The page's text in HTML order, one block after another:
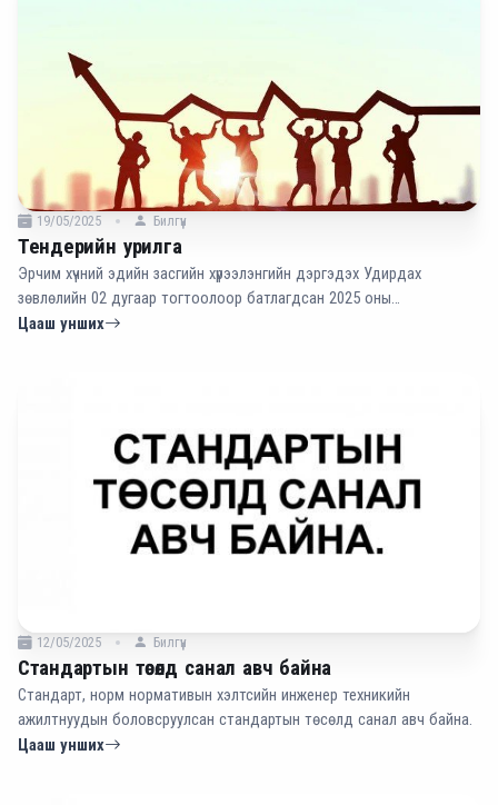
19/05/2025 Билгүүн
Тендерийн урилга
Эрчим хүчний эдийн засгийн хүрээлэнгийн дэргэдэх Удирдах
зөвлөлийн 02 дугаар тогтоолоор батлагдсан 2025 оны
төлөвлөгөөний дагуу Маягт-1-д заасан стандартын баримт
Цааш унших
12/05/2025 Билгүүн
Стандартын төсөлд санал авч байна
Стандарт, норм нормативын хэлтсийн инженер техникийн
ажилтнуудын боловсруулсан стандартын төсөлд санал авч байна.
Цааш унших